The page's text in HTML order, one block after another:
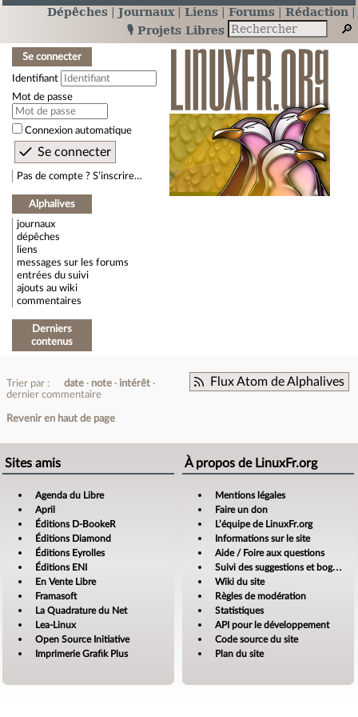
Dépêches Journaux Liens Forums
Rédaction
🎙️ Projets Libres
Se connecter
Identifiant
Mot de passe
Connexion automatique
Pas de compte ? S’inscrire…
Alphalives
journaux
dépêches
liens
messages sur les forums
entrées du suivi
ajouts au wiki
commentaires
Derniers
contenus
Flux Atom de Alphalives
Trier par : date note
intérêt
dernier commentaire
Revenir en haut de page
Sites amis
Agenda du Libre
April
Éditions D-BookeR
Éditions Diamond
Éditions Eyrolles
Éditions ENI
En Vente Libre
Framasoft
La Quadrature du Net
Lea-Linux
Open Source Initiative
Imprimerie Grafik Plus
À propos de LinuxFr.org
Mentions légales
Faire un don
L’équipe de LinuxFr.org
Informations sur le site
Aide / Foire aux questions
Suivi des suggestions et bogues
Wiki du site
Règles de modération
Statistiques
API pour le développement
Code source du site
Plan du site